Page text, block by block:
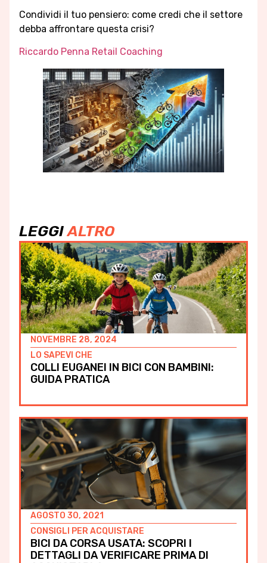
LEGGIALTRO
NOVEMBRE 28, 2024
LO SAPEVI CHE
COLLI EUGANEI IN BICI CON BAMBINI:
GUIDA PRATICA
AGOSTO 30, 2021
CONSIGLI PER ACQUISTARE
BICI DA CORSA USATA: SCOPRI I
DETTAGLI DA VERIFICARE PRIMA DI
Condividi il tuo pensiero: come credi che il settore
debba affrontare questa crisi?
Riccardo Penna Retail Coaching